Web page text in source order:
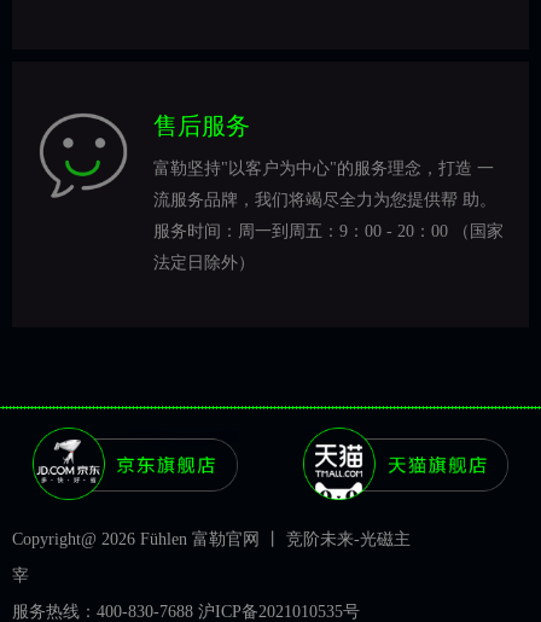
售后服务
富勒坚持"以客户为中心"的服务理念，打造 一
流服务品牌，我们将竭尽全力为您提供帮 助。
服务时间：周一到周五：9：00 - 20：00 （国家
法定日除外）
Copyright@ 2026 Fühlen 富勒官网 丨 竞阶未来-光磁主
宰
服务热线：400-830-7688 沪ICP备2021010535号